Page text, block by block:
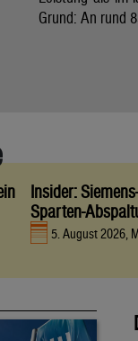
Grund: An rund
Insider:
Sparten-
5. August 2026,